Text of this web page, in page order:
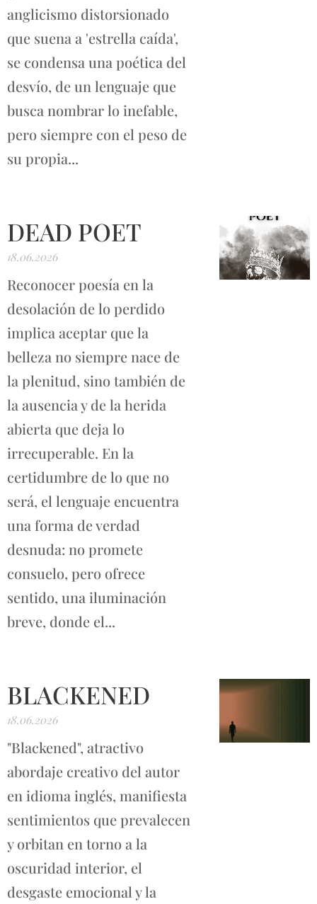
anglicismo distorsionado
que suena a 'estrella caída',
se condensa una poética del
desvío, de un lenguaje que
busca nombrar lo inefable,
pero siempre con el peso de
su propia...
DEAD POET
18.06.2026
Reconocer poesía en la
desolación de lo perdido
implica aceptar que la
belleza no siempre nace de
la plenitud, sino también de
la ausencia y de la herida
abierta que deja lo
irrecuperable. En la
certidumbre de lo que no
será, el lenguaje encuentra
una forma de verdad
desnuda: no promete
consuelo, pero ofrece
sentido, una iluminación
breve, donde el...
BLACKENED
18.06.2026
"Blackened", atractivo
abordaje creativo del autor
en idioma inglés, manifiesta
sentimientos que prevalecen
y orbitan en torno a la
oscuridad interior, el
desgaste emocional y la